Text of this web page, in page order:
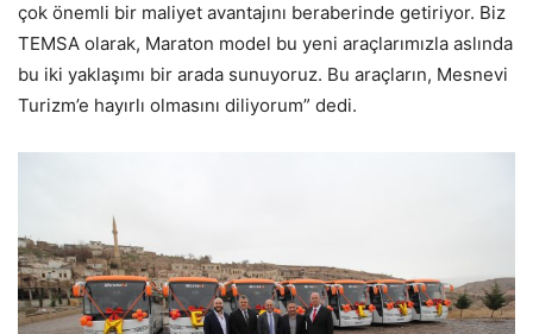
çok önemli bir maliyet avantajını beraberinde getiriyor. Biz
TEMSA olarak, Maraton model bu yeni araçlarımızla aslında
bu iki yaklaşımı bir arada sunuyoruz. Bu araçların, Mesnevi
Turizm’e hayırlı olmasını diliyorum” dedi.